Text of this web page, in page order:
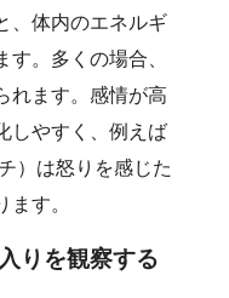
、体内のエネルギ
。多くの場合、
れます。感情が高
しやすく、例えば
）は怒りを感じた
す。
りを観察する